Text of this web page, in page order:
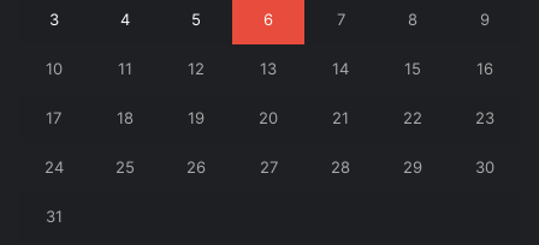
3 4 5 6 7 8 9
10 11 12 13 14 15 16
17 18 19 20 21 22 23
24 25 26 27 28 29 30
31